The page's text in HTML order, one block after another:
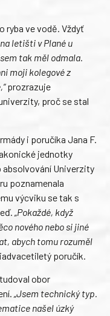
ryba ve vodě. Vždyť
letišti v Plané u
tak měl odmala.
moji kolegové z
prozrazuje
proč se stal
i poručíka Jana F.
jednotky
absolvování Univerzity
poznamenala
výcviku se tak s
„Pokaždé, když
nového nebo si jiné
abych tomu rozuměl
poručík.
obor
„Jsem technický typ.
našel úzký